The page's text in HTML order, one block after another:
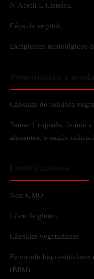
N-Acetil-L-Cisteína.
Cápsula vegetal.
Excipientes tecnológicos
Cápsulas de celulosa
Tomar 1 cápsula, de una
alimentos, o según
Non-GMO
Libre de gluten
Cápsulas vegetarianas
Fabricado bajo
(BPM)